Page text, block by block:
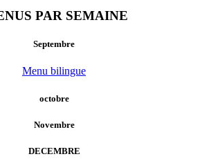
PAR SEMAINE
Septembre
Menu bilingue
octobre
Novembre
DECEMBRE